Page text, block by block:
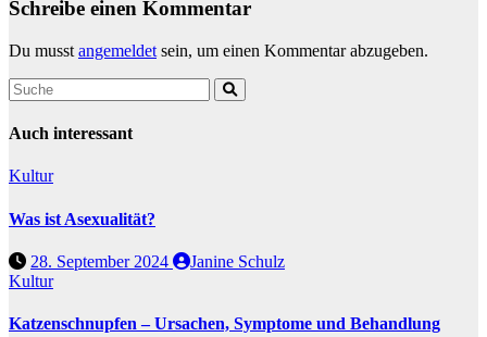
Schreibe einen Kommentar
Du musst angemeldet sein, um einen Kommentar abzugeben.
Auch interessant
Kultur
Was ist Asexualität?
28. September 2024
Janine Schulz
Kultur
Katzenschnupfen – Ursachen, Symptome und Behandlung